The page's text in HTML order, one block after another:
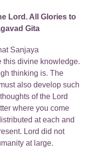
Lord. All Glories to
Gita
Sanjaya
this divine knowledge.
thinking is. The
also develop such
of the Lord
where you come
at each and
Lord did not
at large.